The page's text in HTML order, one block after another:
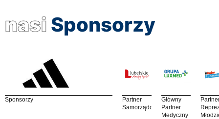
nasi Sponsorzy
Sponsorzy
Partner
Samorządowy
Główny
Partner
Medyczny